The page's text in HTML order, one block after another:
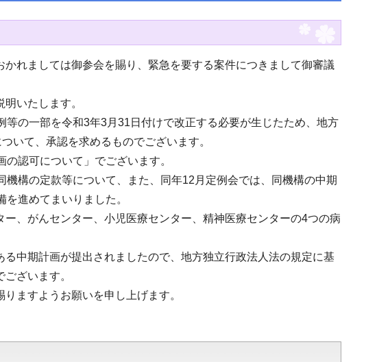
れましては御参会を賜り、緊急を要する案件につきまして御審議
いたします。
の一部を令和3年3月31日付けで改正する必要が生じたため、地方
いて、承認を求めるものでございます。
認可について」でございます。
構の定款等について、また、同年12月定例会では、同機構の中期
進めてまいりました。
、がんセンター、小児医療センター、精神医療センターの4つの病
中期計画が提出されましたので、地方独立行政法人法の規定に基
ざいます。
ますようお願いを申し上げます。